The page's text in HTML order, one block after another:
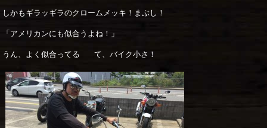
しかもギラッギラのクロームメッキ！まぶし！
「アメリカンにも似合うよね！」
うん、よく似合ってる て、バイク小さ！